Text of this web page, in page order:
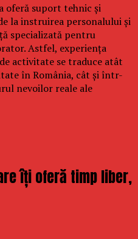
oferă suport tehnic și
la instruirea personalului și
specializată pentru
Astfel, experiența
activitate se traduce atât
în România, cât și într-
nevoilor reale ale
îți oferă timp liber,